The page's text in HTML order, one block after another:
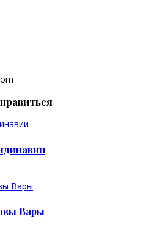
Вары